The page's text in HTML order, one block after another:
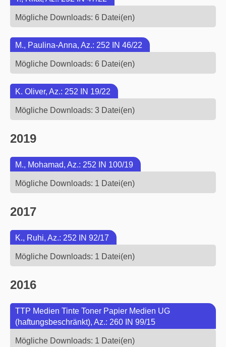
Mögliche Downloads: 6 Datei(en)
M., Paulina-Anna, Az.: 252 IN 46/22
Mögliche Downloads: 6 Datei(en)
K. Oliver, Az.: 252 IN 19/22
Mögliche Downloads: 3 Datei(en)
2019
M., Mohamad, Az.: 252 IN 100/19
Mögliche Downloads: 1 Datei(en)
2017
K., Ruhi, Az.: 252 IN 92/17
Mögliche Downloads: 1 Datei(en)
2016
TTP Medien Tinte Toner Papier Medien UG
(haftungsbeschränkt), Az.: 260 IN 99/15
Mögliche Downloads: 1 Datei(en)